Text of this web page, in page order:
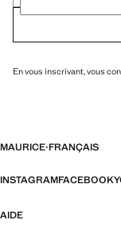
En vous inscrivant, vous
MAURICE·FRANÇAIS
INSTAGRAMFACEBOOK
AIDE